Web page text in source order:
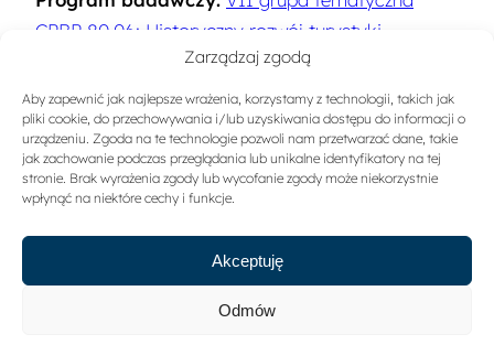
Zarządzaj zgodą
Aby zapewnić jak najlepsze wrażenia, korzystamy z technologii, takich jak
pliki cookie, do przechowywania i/lub uzyskiwania dostępu do informacji o
urządzeniu. Zgoda na te technologie pozwoli nam przetwarzać dane, takie
jak zachowanie podczas przeglądania lub unikalne identyfikatory na tej
stronie. Brak wyrażenia zgody lub wycofanie zgody może niekorzystnie
wpłynąć na niektóre cechy i funkcje.
Akceptuję
Odmów
CPBP 80.06: Historyczny rozwój turystyki,.
Problemy budowy teorii turystyki
Słowa kluczowe: Historia turystyki,Ruch
turystyczny
Sygnatura:A-1101